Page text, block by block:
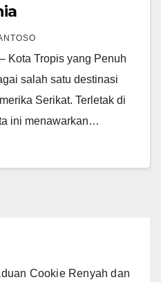
Kota Tropis yang Penuh
salah satu destinasi
Serikat. Terletak di
ini menawarkan…
Cookie Renyah dan